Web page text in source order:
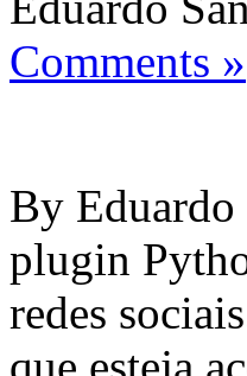
Comments »
By Eduardo
plugin
redes